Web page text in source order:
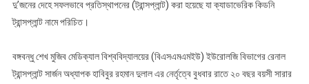
দু’জনের দেহে সফলভাবে প্রতিস্থাপনের (ট্রান্সপ্লান্ট) করা হয়েছে যা ক্যাডাভেরিক কিডনি
ট্রান্সপ্লান্ট নামে পরিচিত।
বঙ্গবন্ধু শেখ মুজিব মেডিক্যাল বিশ্ববিদ্যালয়ের (বিএসএমএমইউ) ইউরোলজি বিভাগের রেনাল
ট্রান্সপ্লান্ট সার্জন অধ্যাপক হাবিবুর রহমান দুলাল এর নের্তৃত্বে বুধবার রাতে ২০ বছর বয়সী সারার